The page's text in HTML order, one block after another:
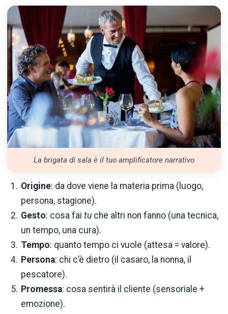
La brigata di sala è il tuo amplificatore narrativo
Origine: da dove viene la materia prima (luogo,
persona, stagione).
Gesto: cosa faitu che altri non fanno (una tecnica,
un tempo, una cura).
Tempo: quanto tempo ci vuole (attesa = valore).
Persona: chi c’è dietro (il casaro, la nonna, il
pescatore).
Promessa: cosa sentirà il cliente (sensoriale +
emozione).